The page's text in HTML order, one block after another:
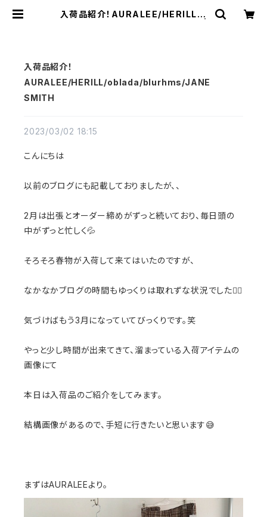
入荷品紹介！AURALEE/HERILL/o
入荷品紹介！
AURALEE/HERILL/oblada/blurhms/JANE
SMITH
2023/03/02 18:15
こんにちは
以前のブログにも記載しておりましたが、、
2月は出張とオーダー締めがずっと続いており、毎日頭の
中がずっと忙しく💦
そろそろ春物が入荷して来てはいたのですが、
なかなかブログの時間もゆっくりは取れずな状況でした🙇‍♀️
気づけばもう3月になっていてびっくりです。笑
やっと少し時間が出来てきて、溜まっている入荷アイテムの
画像にて
本日は入荷品のご紹介をしてみます。
結構画像があるので、手短に行きたいと思います😅
まずはAURALEEより。